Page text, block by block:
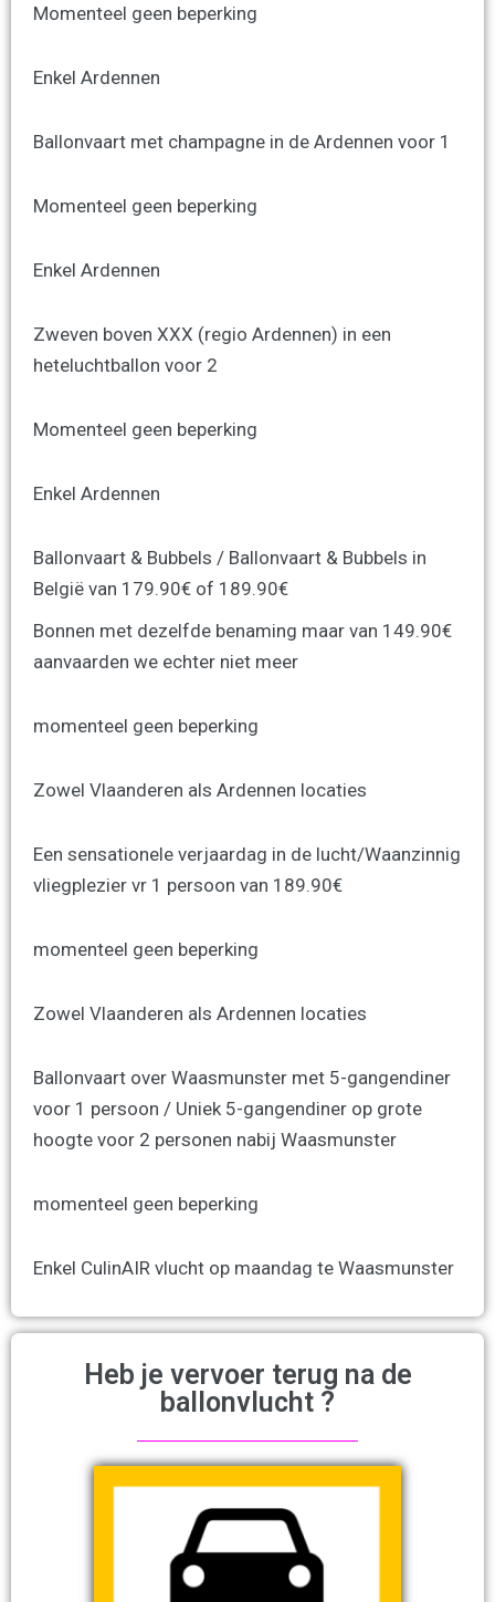
Momenteel geen beperking
Enkel Ardennen
Ballonvaart met champagne in de Ardennen voor 1
Momenteel geen beperking
Enkel Ardennen
Zweven boven XXX (regio Ardennen) in een
heteluchtballon voor 2
Momenteel geen beperking
Enkel Ardennen
Ballonvaart & Bubbels / Ballonvaart & Bubbels in
België van 179.90€ of 189.90€
Bonnen met dezelfde benaming maar van 149.90€
aanvaarden we echter niet meer
momenteel geen beperking
Zowel Vlaanderen als Ardennen locaties
Een sensationele verjaardag in de lucht/Waanzinnig
vliegplezier vr 1 persoon van 189.90€
momenteel geen beperking
Zowel Vlaanderen als Ardennen locaties
Ballonvaart over Waasmunster met 5-gangendiner
voor 1 persoon / Uniek 5-gangendiner op grote
hoogte voor 2 personen nabij Waasmunster
momenteel geen beperking
Enkel CulinAIR vlucht op maandag te Waasmunster
Heb je vervoer terug na de
ballonvlucht ?